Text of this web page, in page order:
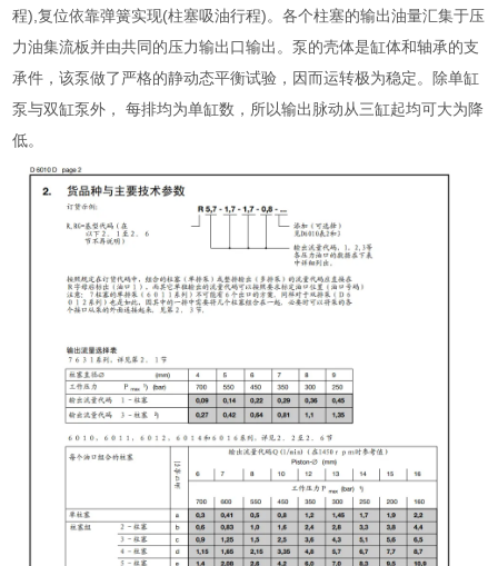
程),复位依靠弹簧实现(柱塞吸油行程)。各个柱塞的输出油量汇集于压
力油集流板并由共同的压力输出口输出。泵的壳体是缸体和轴承的支
承件，该泵做了严格的静动态平衡试验，因而运转极为稳定。除单缸
泵与双缸泵外， 每排均为单缸数，所以输出脉动从三缸起均可大为降
低。